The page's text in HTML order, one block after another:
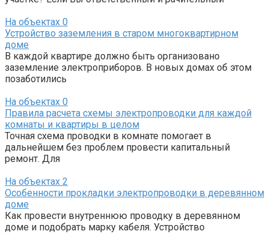
На объектах 0
Устройство заземления в старом многоквартирном
доме
В каждой квартире должно быть организовано
заземление электроприборов. В новых домах об этом
позаботились
На объектах 0
Правила расчета схемы электропроводки для каждой
комнаты и квартиры в целом
Точная схема проводки в комнате помогает в
дальнейшем без проблем провести капитальный
ремонт. Для
На объектах 2
Особенности прокладки электропроводки в деревянном
доме
Как провести внутреннюю проводку в деревянном
доме и подобрать марку кабеля. Устройство